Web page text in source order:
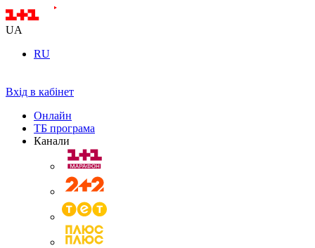
UA
RU
Вхід в кабінет
Онлайн
ТБ програма
Канали